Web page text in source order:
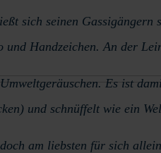
sich seinen
Handzeichen. An der
Es ist
und schnüffelt wie ein
am liebsten für sich